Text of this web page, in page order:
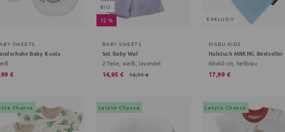
SWEETS
Baby Koala
€
BIO
12 %
BABY SWEETS
Set Baby Wal
2 Teile, weiß, lavendel
14,95 € 16,99 €
EXKLUSIV
MABU KIDS
60x60 cm, hellblau
17,99 €
Chance Letzte Chance Letzte Chance